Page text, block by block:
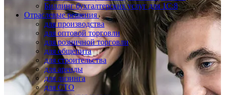
Биллинг бухгалтерских услуг для 1С:8
Отраслевые решения
для производства
для оптовой торговли
для розничной торговли
для общепита
для строительства
для аренды
для лизинга
для СТО